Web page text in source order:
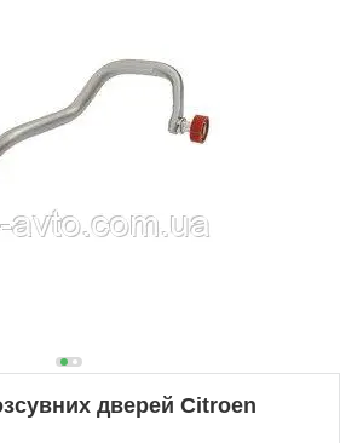
дверей Citroen